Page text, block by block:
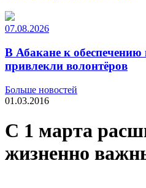
07.08.2026
В Абакане к
привлекли волонтёров
Больше новостей
01.03.2016
С 1 марта
жизненно